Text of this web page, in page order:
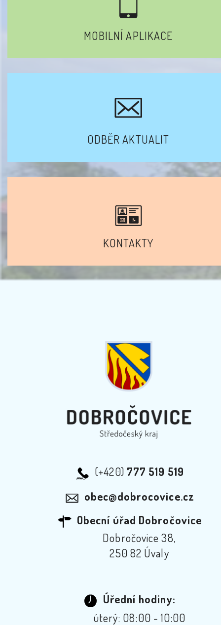
MOBILNÍ APLIKACE
ODBĚR AKTUALIT
KONTAKTY
(+420) 777 519 519
obec@dobrocovice.cz
Obecní úřad Dobročovice
Dobročovice 38,
250 82 Úvaly
Úřední hodiny:
úterý: 08:00 - 10:00